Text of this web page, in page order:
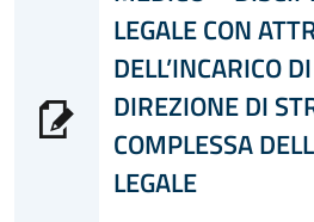
LEGALE CON
DELL’INCARICO
DIREZIONE DI
COMPLESSA
LEGALE